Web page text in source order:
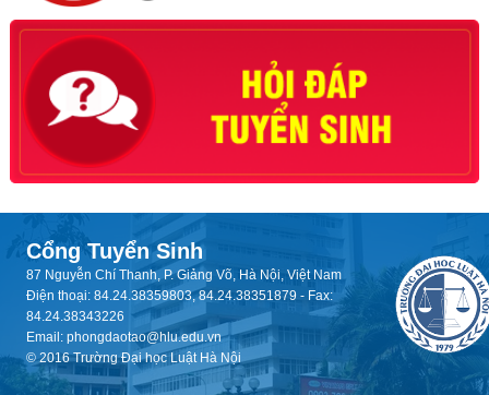
Cổng Tuyển Sinh
87 Nguyễn Chí Thanh, P. Giảng Võ, Hà Nội, Việt Nam
Điện thoại: 84.24.38359803, 84.24.38351879 - Fax:
84.24.38343226
Email: phongdaotao@hlu.edu.vn
© 2016 Trường Đại học Luật Hà Nội